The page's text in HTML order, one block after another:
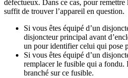
défectueux. Dans ce cas, pour
suffit de trouver l’appareil en question.
Si vous êtes équipé d’un
disjoncteur principal avant
un pour identifier celui qui pose
Si vous êtes équipé d’un
remplacer le fusible qui a fondu.
branché sur ce fusible.